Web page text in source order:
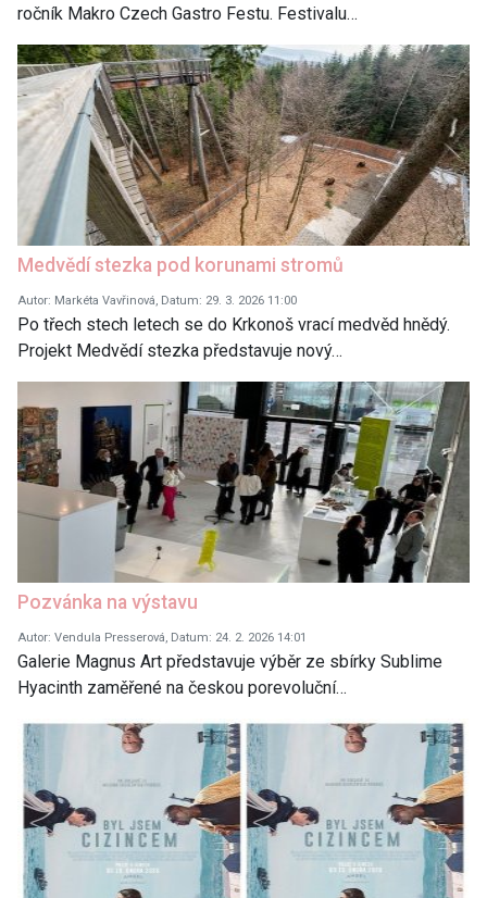
ročník Makro Czech Gastro Festu. Festivalu…
Medvědí stezka pod korunami stromů
Autor: Markéta Vavřinová, Datum: 29. 3. 2026 11:00
Po třech stech letech se do Krkonoš vrací medvěd hnědý.
Projekt Medvědí stezka představuje nový…
Pozvánka na výstavu
Autor: Vendula Presserová, Datum: 24. 2. 2026 14:01
Galerie Magnus Art představuje výběr ze sbírky Sublime
Hyacinth zaměřené na českou porevoluční…